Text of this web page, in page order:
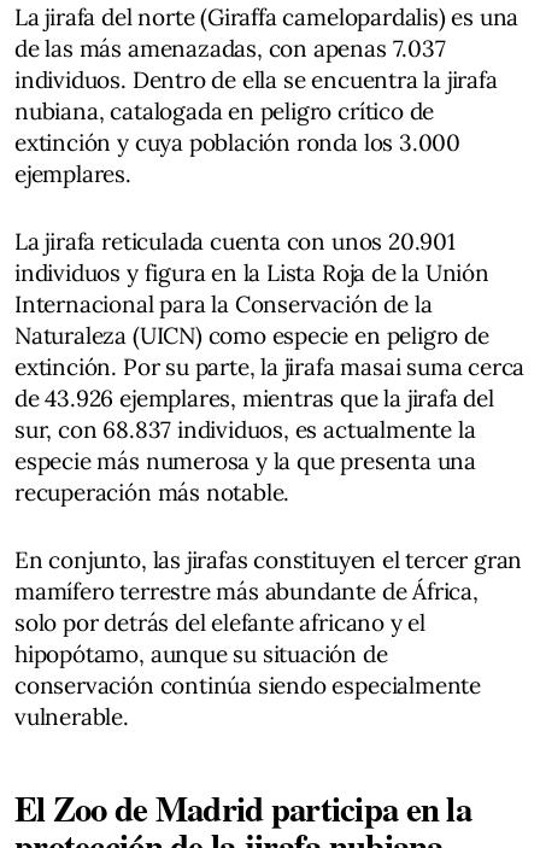
La jirafa del norte (Giraffa camelopardalis) es una
de las más amenazadas, con apenas 7.037
individuos. Dentro de ella se encuentra la jirafa
nubiana, catalogada en peligro crítico de
extinción y cuya población ronda los 3.000
ejemplares.
La jirafa reticulada cuenta con unos 20.901
individuos y figura en la Lista Roja de la Unión
Internacional para la Conservación de la
Naturaleza (UICN) como especie en peligro de
extinción. Por su parte, la jirafa masai suma cerca
de 43.926 ejemplares, mientras que la jirafa del
sur, con 68.837 individuos, es actualmente la
especie más numerosa y la que presenta una
recuperación más notable.
En conjunto, las jirafas constituyen el tercer gran
mamífero terrestre más abundante de África,
solo por detrás del elefante africano y el
hipopótamo, aunque su situación de
conservación continúa siendo especialmente
vulnerable.
El Zoo de Madrid participa en la